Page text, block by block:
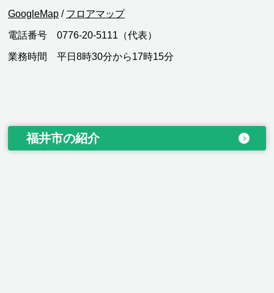
GoogleMap / フロアマップ
電話番号 0776-20-5111（代表）
業務時間 平日8時30分から17時15分
福井市の紹介